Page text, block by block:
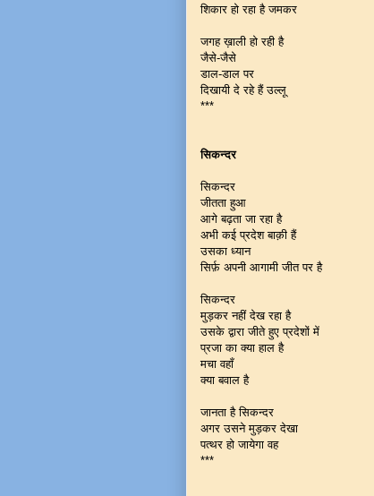
शिकार हो रहा है जमकर
जगह ख़ाली हो रही है
जैसे-जैसे
डाल-डाल पर
दिखायी दे रहे हैं उल्लू
***
सिकन्दर
सिकन्दर
जीतता हुआ
आगे बढ़ता जा रहा है
अभी कई प्रदेश बाक़ी हैं
उसका ध्यान
सिर्फ़ अपनी आगामी जीत पर है
सिकन्दर
मुड़कर नहीं देख रहा है
उसके द्वारा जीते हुए प्रदेशों में
प्रजा का क्या हाल है
मचा वहाँ
क्या बवाल है
जानता है सिकन्दर
अगर उसने मुड़कर देखा
पत्थर हो जायेगा वह
***